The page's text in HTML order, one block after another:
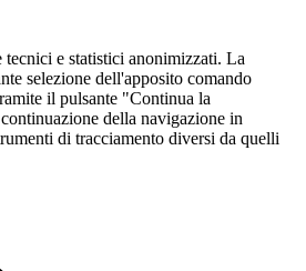
e statistici anonimizzati. La
selezione dell'apposito comando
il pulsante "Continua la
della navigazione in
di tracciamento diversi da quelli